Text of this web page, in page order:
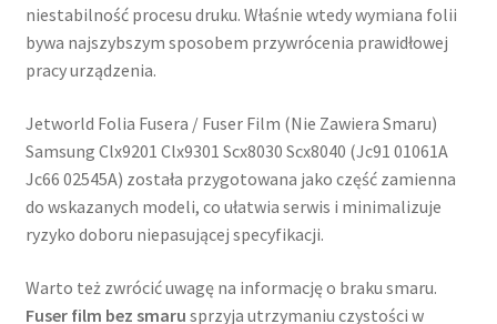
niestabilność procesu druku. Właśnie wtedy wymiana folii
bywa najszybszym sposobem przywrócenia prawidłowej
pracy urządzenia.
Jetworld Folia Fusera / Fuser Film (Nie Zawiera Smaru)
Samsung Clx9201 Clx9301 Scx8030 Scx8040 (Jc91 01061A
Jc66 02545A) została przygotowana jako część zamienna
do wskazanych modeli, co ułatwia serwis i minimalizuje
ryzyko doboru niepasującej specyfikacji.
Warto też zwrócić uwagę na informację o braku smaru.
Fuser film bez smaru sprzyja utrzymaniu czystości w